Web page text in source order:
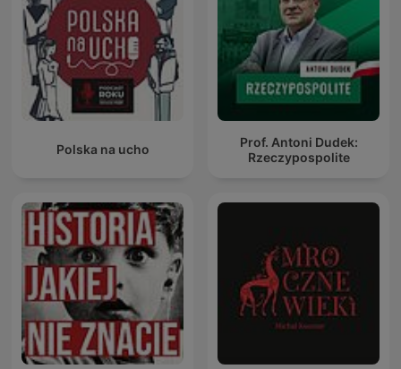
Polska na ucho
Prof. Antoni Dudek:
Rzeczypospolite